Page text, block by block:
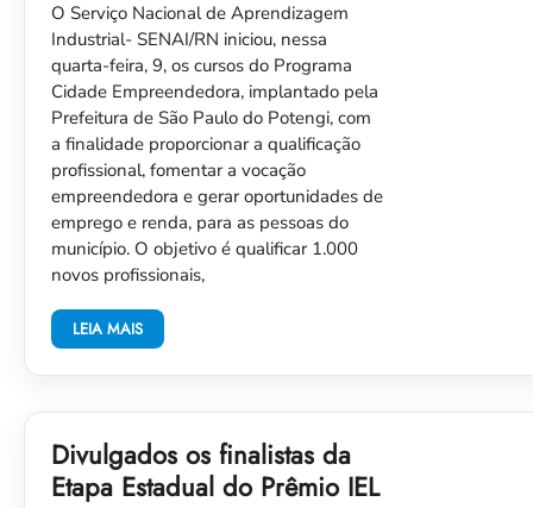
O Serviço Nacional de Aprendizagem
Industrial- SENAI/RN iniciou, nessa
quarta-feira, 9, os cursos do Programa
Cidade Empreendedora, implantado pela
Prefeitura de São Paulo do Potengi, com
a finalidade proporcionar a qualificação
profissional, fomentar a vocação
empreendedora e gerar oportunidades de
emprego e renda, para as pessoas do
município. O objetivo é qualificar 1.000
novos profissionais,
LEIA MAIS
Divulgados os finalistas da
Etapa Estadual do Prêmio IEL